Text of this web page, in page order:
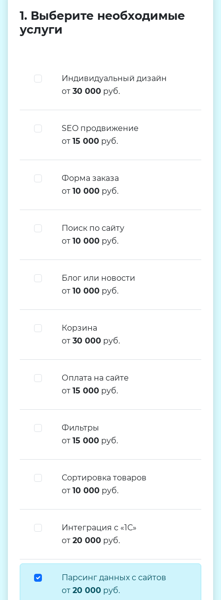
1. Выберите необходимые
услуги
Индивидуальный дизайн
от 30 000руб.
SEO продвижение
от 15 000руб.
Форма заказа
от 10 000руб.
Поиск по сайту
от 10 000руб.
Блог или новости
от 10 000руб.
Корзина
от 30 000руб.
Оплата на сайте
от 15 000руб.
Фильтры
от 15 000руб.
Сортировка товаров
от 10 000руб.
Интеграция с «1С»
от 20 000руб.
Парсинг данных с сайтов
от 20 000руб.